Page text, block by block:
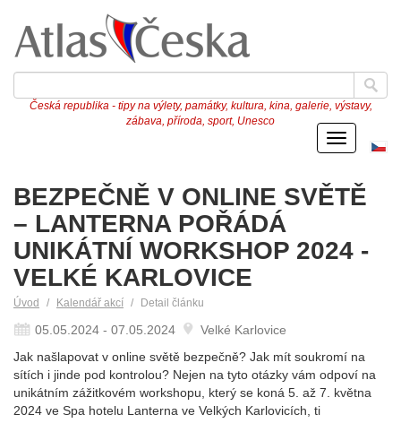
Česká republika - tipy na výlety, památky, kultura, kina, galerie, výstavy,
zábava, příroda, sport, Unesco
Menu
BEZPEČNĚ V ONLINE SVĚTĚ
– LANTERNA POŘÁDÁ
UNIKÁTNÍ WORKSHOP 2024 -
VELKÉ KARLOVICE
Úvod Kalendář akcí Detail článku
05.05.2024 - 07.05.2024
Velké Karlovice
Jak našlapovat v online světě bezpečně? Jak mít soukromí na
sítích i jinde pod kontrolou? Nejen na tyto otázky vám odpoví na
unikátním zážitkovém workshopu, který se koná 5. až 7. května
2024 ve Spa hotelu Lanterna ve Velkých Karlovicích, ti